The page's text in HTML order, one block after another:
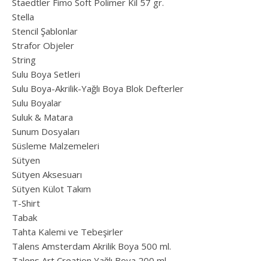
Staedtler Fimo Soft Polimer Kil 57 gr.
Stella
Stencil Şablonlar
Strafor Objeler
String
Sulu Boya Setleri
Sulu Boya-Akrilik-Yağlı Boya Blok Defterler
Sulu Boyalar
Suluk & Matara
Sunum Dosyaları
Süsleme Malzemeleri
Sütyen
Sütyen Aksesuarı
Sütyen Külot Takım
T-Shirt
Tabak
Tahta Kalemi ve Tebeşirler
Talens Amsterdam Akrilik Boya 500 ml.